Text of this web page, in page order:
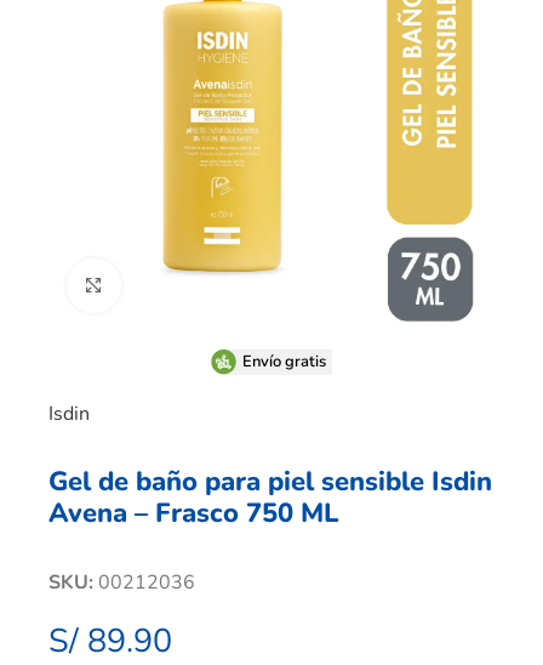
Envío gratis
Isdin
Gel de baño para piel sensible Isdin
Avena – Frasco 750 ML
SKU: 00212036
S/ 89.90